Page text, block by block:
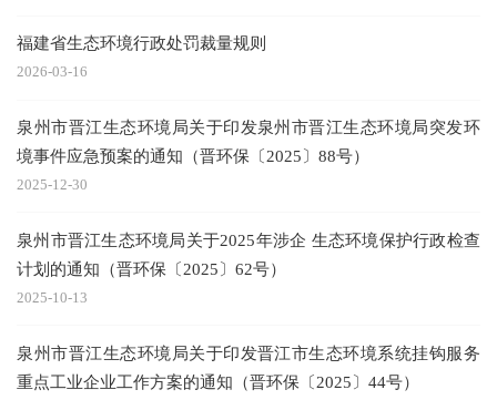
福建省生态环境行政处罚裁量规则
2026-03-16
泉州市晋江生态环境局关于印发泉州市晋江生态环境局突发环
境事件应急预案的通知（晋环保〔2025〕88号）
2025-12-30
泉州市晋江生态环境局关于2025年涉企 生态环境保护行政检查
计划的通知（晋环保〔2025〕62号）
2025-10-13
泉州市晋江生态环境局关于印发晋江市生态环境系统挂钩服务
重点工业企业工作方案的通知（晋环保〔2025〕44号）